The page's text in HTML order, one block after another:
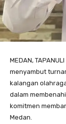
MEDAN,
menyambut
kalangan
dalam
komitmen
Medan.